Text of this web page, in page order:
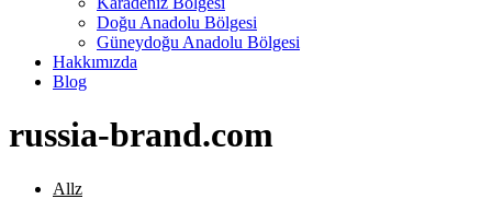
Doğu Anadolu Bölgesi
Güneydoğu Anadolu Bölgesi
Hakkımızda
Blog
russia-brand.com
Allz